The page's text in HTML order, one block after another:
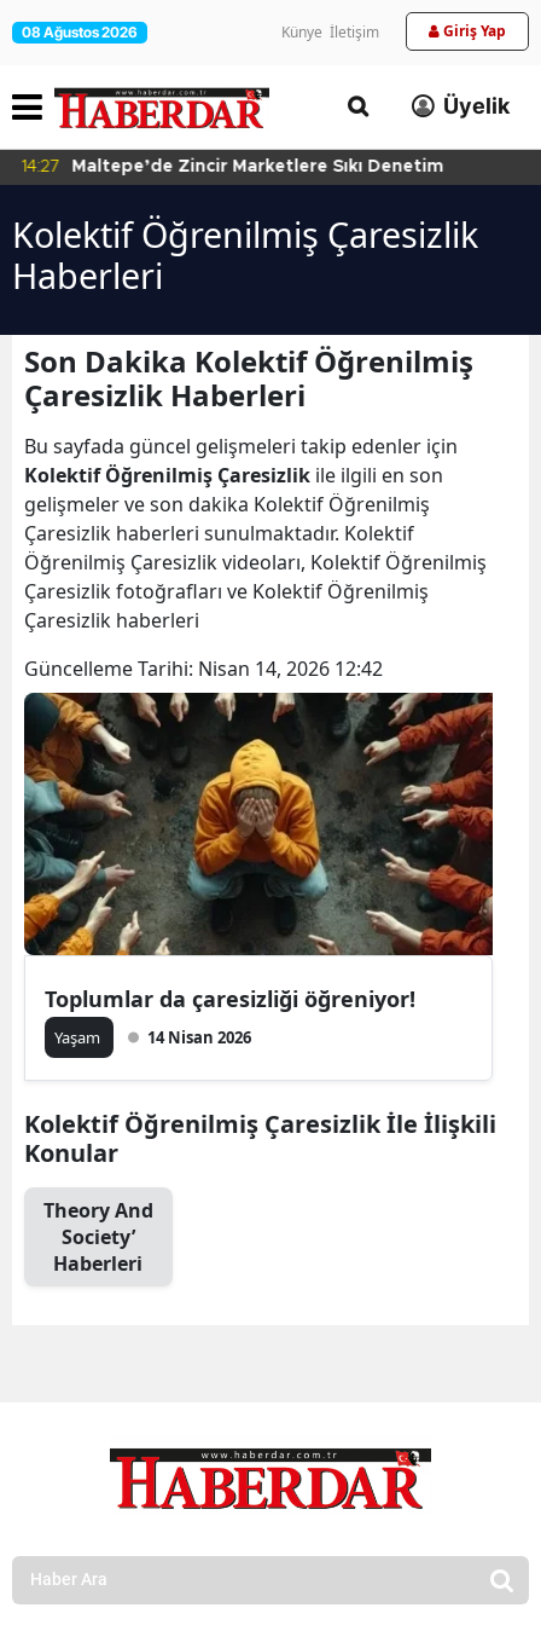
08 Ağustos 2026 Künye İletişim Giriş Yap
Üyelik
14:27 Maltepe’de Zincir Marketlere Sıkı Denetim
Kolektif Öğrenilmiş Çaresizlik
Haberleri
Son Dakika Kolektif Öğrenilmiş
Çaresizlik Haberleri
Bu sayfada güncel gelişmeleri takip edenler için
Kolektif Öğrenilmiş Çaresizlik ile ilgili en son
gelişmeler ve son dakika Kolektif Öğrenilmiş
Çaresizlik haberleri sunulmaktadır. Kolektif
Öğrenilmiş Çaresizlik videoları, Kolektif Öğrenilmiş
Çaresizlik fotoğrafları ve Kolektif Öğrenilmiş
Çaresizlik haberleri
Güncelleme Tarihi: Nisan 14, 2026 12:42
Toplumlar da çaresizliği öğreniyor!
Yaşam 14 Nisan 2026
Kolektif Öğrenilmiş Çaresizlik İle İlişkili
Konular
Theory And
Society’
Haberleri